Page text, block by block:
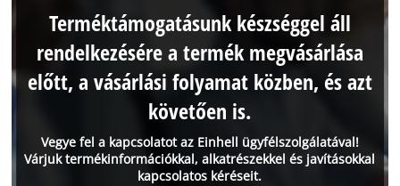
Vegye fel a kapcsolatot az Einhell ügyfélszolgálatával!
Várjuk termékinformációkkal, alkatrészekkel és javításokkal
kapcsolatos kéréseit.
Terméktámogatásunk készséggel áll
rendelkezésére a termék megvásárlása
előtt, a vásárlási folyamat közben, és azt
követően is.